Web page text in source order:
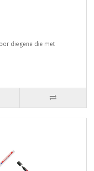
diegene die met